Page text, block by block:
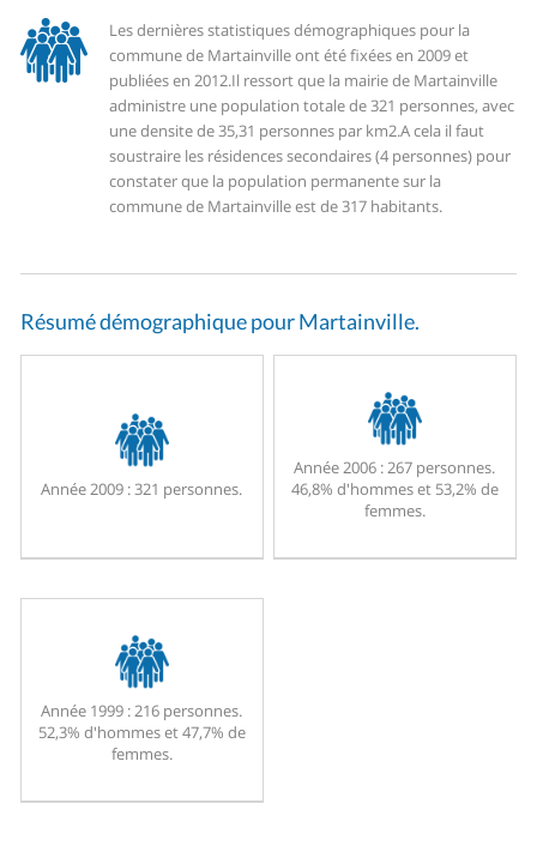
Les dernières statistiques démographiques pour la
commune de Martainville ont été fixées en 2009 et
publiées en 2012.Il ressort que la mairie de Martainville
administre une population totale de 321 personnes, avec
une densite de 35,31 personnes par km2.A cela il faut
soustraire les résidences secondaires (4 personnes) pour
constater que la population permanente sur la
commune de Martainville est de 317 habitants.
Résumé démographique pour Martainville.
Année 2009 :321 personnes.
Année 2006 :267 personnes.
46,8% d'hommes et 53,2% de
femmes.
Année 1999 :216 personnes.
52,3% d'hommes et 47,7% de
femmes.